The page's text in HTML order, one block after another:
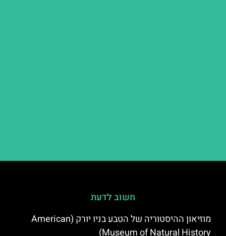
חשוב לדעת
מוזיאון ההיסטוריה של הטבע בניו יורק (American
Museum of Natural History)